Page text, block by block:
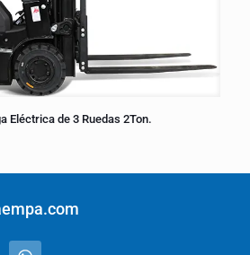
Eléctrica de 3 Ruedas 2Ton.